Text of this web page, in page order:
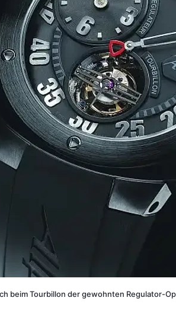
beim Tourbillon der gewohnten Regulator-